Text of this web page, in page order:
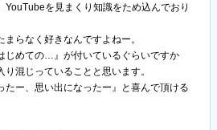
YouTubeを見まくり知識をため込んでおり
らなく好きなんですよねー。
じめての…』が付いているぐらいですか
混じっていることと思います。
たー、思い出になったー』と喜んで頂ける